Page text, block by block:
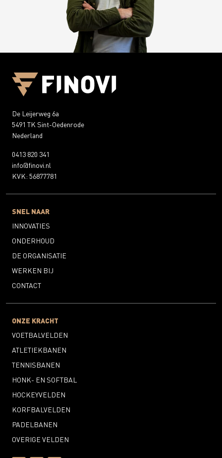
De Leijerweg 6a
5491 TK Sint-Oedenrode
Nederland
0413 820 341
info@finovi.nl
KVK: 56877781
SNEL NAAR
INNOVATIES
ONDERHOUD
DE ORGANISATIE
WERKEN BIJ
CONTACT
ONZE KRACHT
VOETBALVELDEN
ATLETIEKBANEN
TENNISBANEN
HONK- EN SOFTBAL
HOCKEYVELDEN
KORFBALVELDEN
PADELBANEN
OVERIGE VELDEN